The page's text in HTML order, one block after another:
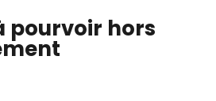
pourvoir hors